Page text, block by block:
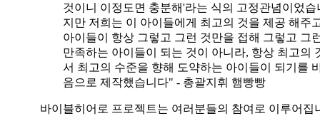
것이니 이정도면 충분해'라는 식의 고정관념이었습
지만 저희는 이 아이들에게 최고의 것을 제공 해주
아이들이 항상 그렇고 그런 것만을 접해 그렇고 그
만족하는 아이들이 되는 것이 아니라, 항상 최고의
서 최고의 수준을 향해 도약하는 아이들이 되기를
음으로 제작했습니다" - 총괄지휘 햄빵빵
바이블히어로 프로젝트는 여러분들의 참여로 이루어집